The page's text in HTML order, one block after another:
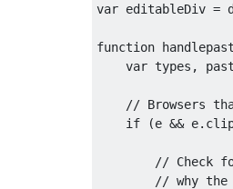
var editableDiv =
function
var types ,
// Browsers
if
(e && e.
// Check
// why the